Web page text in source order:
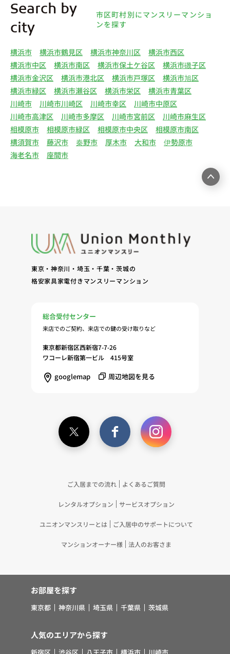
下記（1）～（13）における利用目的のために利用
し、また、利用目的を達成するために必要な範囲で
リー物件の紹介、利用契約に関する連絡、利用契約
の締結、履行。（2）弊社の他のマンスリー物件お
よびサービスの紹介ならびにお客様・オーナー様に
とって有用と思われる弊社提携先の商品・サービス
等を紹介するためのダイレクトメール、住環境向上
のためのアンケート等の発送（3）賃貸事業におけ
る情報・サービスを提供するための郵便物、電話、
電子メールまたは訪問等による営業活動（4）不動
産物件の紹介・賃貸借契約・サブリース契約等の締
結、履行および契約管理、契約後管理（5）弊社ホ
守、管理（9）サービスの改善のためおよびサービ
スの企画、研究および開発のため（10）本ポリシー
する情報等の個人情報について、調査・分析会社、
アフィリエーター、SNS事業者、広告関係会社、広
に保有する個人情報と当社から取得する個人情報を
突合して、お客様の当ウェブサイトの利用履歴等の
調査・分析、広告の効果測定およびその結果を利用
し、興味関心・嗜好に応じたサービスに関する広告
（11）本ポリシーへの同意に基づき、提携事業者等
記載の目的で利用するため（12）本ポリシーへの同
意に基づき、提携事業者等が取得した個人関連情報
の提供を受け、当社が既に有している個人情報を突
ービス、マーケティング活動、お問い合わせ対応お
5.お客様・オーナー様の個人情報の第三者への提
取り扱う個人情報を、あらかじめお客様およびオー
ナー様の同意を得ないで、第三者に提供いたしませ
生の向上または児童の健全な育成の推進のために特
に必要がある場合であって、お客様の同意を得るこ
を遂行することに対して協力する必要がある場合で
Search by
city
市区町村別にマンスリーマンショ
ンを探す
横浜市 横浜市鶴見区 横浜市神奈川区
横浜市西区
横浜市中区
横浜市南区 横浜市保土ケ谷区
横浜市磯子区
横浜市金沢区
横浜市港北区 横浜市戸塚区
横浜市旭区
横浜市緑区
横浜市瀬谷区 横浜市栄区
横浜市青葉区
川崎市
川崎市川崎区 川崎市幸区
川崎市中原区
川崎市高津区
川崎市多摩区 川崎市宮前区
川崎市麻生区
相模原市
相模原市緑区 相模原市中央区
相模原市南区
横須賀市
藤沢市 秦野市 厚木市 大和市
伊勢原市
海老名市
座間市
東京・神奈川・埼玉・千葉・茨城の
格安家具家電付きマンスリーマンション
総合受付センター
来店でのご契約、来店での鍵の受け取りなど
東京都新宿区西新宿7-7-26
ワコーレ新宿第一ビル 415号室
googlemap 周辺地図を見る
ご入居までの流れ よくあるご質問
レンタルオプション サービスオプション
ユニオンマンスリーとは ご入居中のサポートについて
マンションオーナー様 法人のお客さま
お部屋を探す
東京都 神奈川県 埼玉県 千葉県 茨城県
人気のエリアから探す